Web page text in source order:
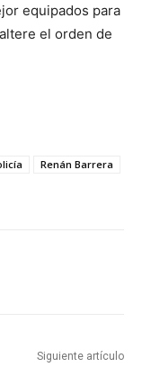
equipados para
el orden de
Renán Barrera
Siguiente artículo